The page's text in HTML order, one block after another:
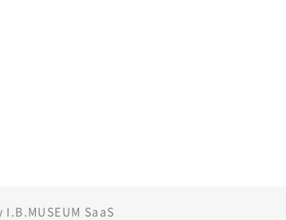
SaaS